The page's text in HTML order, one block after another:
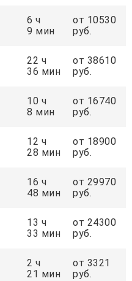
6 ч
9 мин
от 10530
руб.
22 ч
36 мин
от 38610
руб.
10 ч
8 мин
от 16740
руб.
12 ч
28 мин
от 18900
руб.
16 ч
48 мин
от 29970
руб.
13 ч
33 мин
от 24300
руб.
2 ч
21 мин
от 3321
руб.